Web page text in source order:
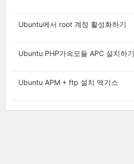
Ubuntu에서 root 계정 활성화하기
Ubuntu PHP가속모듈 APC 설치하기
Ubuntu APM + ftp 설치 액기스